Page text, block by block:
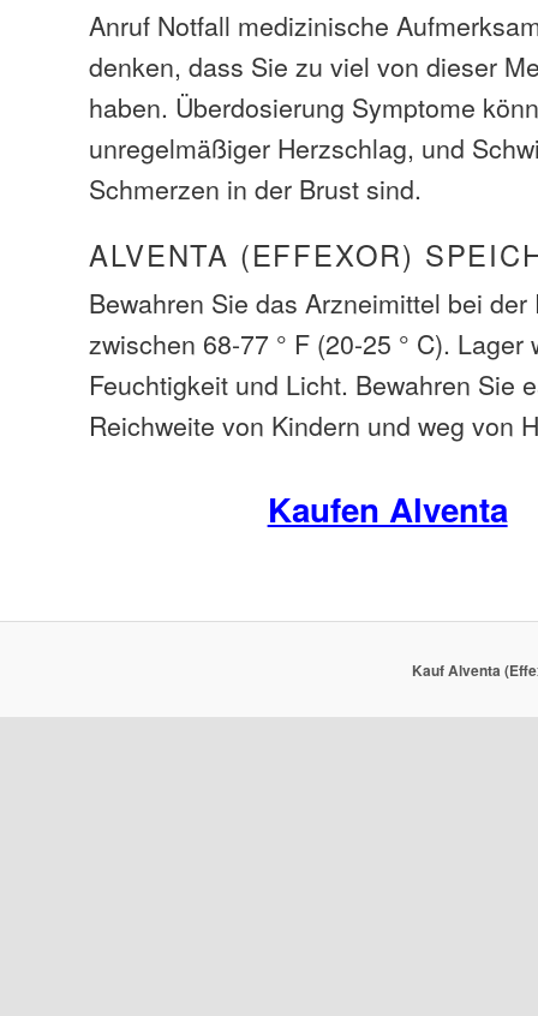
Anruf Notfall medizinische
denken, dass Sie zu viel von dieser
haben. Überdosierung Symptome
unregelmäßiger Herzschlag, und
Schmerzen in der Brust sind.
ALVENTA (EFFEXOR)
Bewahren Sie das Arzneimittel bei
zwischen 68-77 ° F (20-25 ° C). Lager
Feuchtigkeit und Licht. Bewahren Sie
Reichweite von Kindern und weg von
Kaufen Alventa
Kauf Alventa